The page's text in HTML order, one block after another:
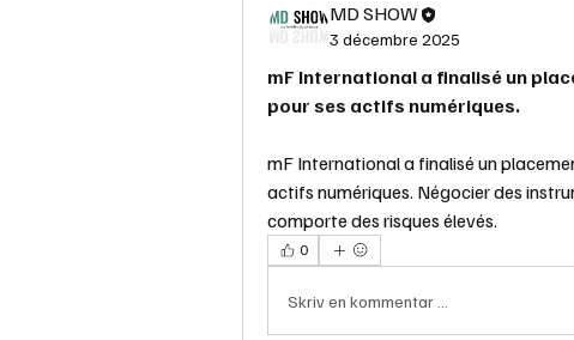
MD SHOW
3 décembre 2025
mF International a finalisé un
pour ses actifs numériques.
mF International a finalisé un
actifs numériques. Négocier des
comporte des risques élevés.
0
Skriv en kommentar …